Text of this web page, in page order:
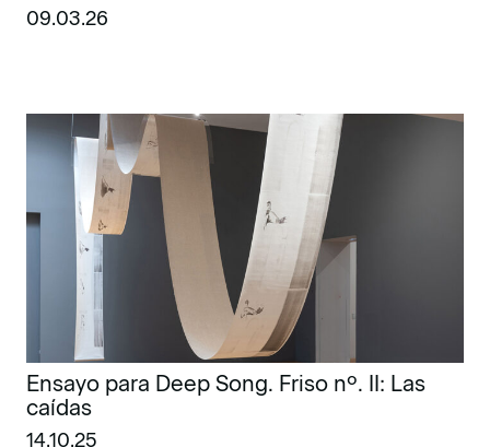
09.03.26
Ensayo para Deep Song. Friso nº. II: Las
caídas
14.10.25